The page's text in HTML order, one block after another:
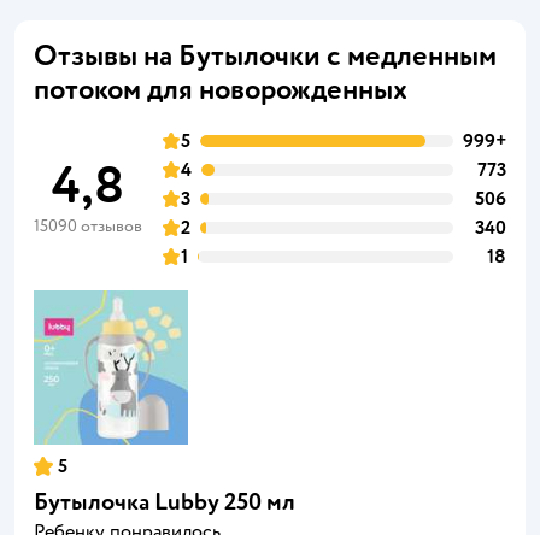
Отзывы на Бутылочки с медленным
потоком для новорожденных
4,8
15090 отзывов
5
999+
4
773
3
506
2
340
1
18
5
Бутылочка Lubby 250 мл